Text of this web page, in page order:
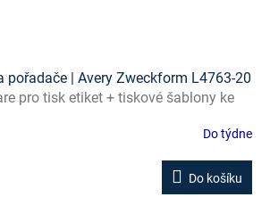
pořadače | Avery Zweckform L4763-20
pro tisk etiket + tiskové šablony ke
Do týdne
Do košíku